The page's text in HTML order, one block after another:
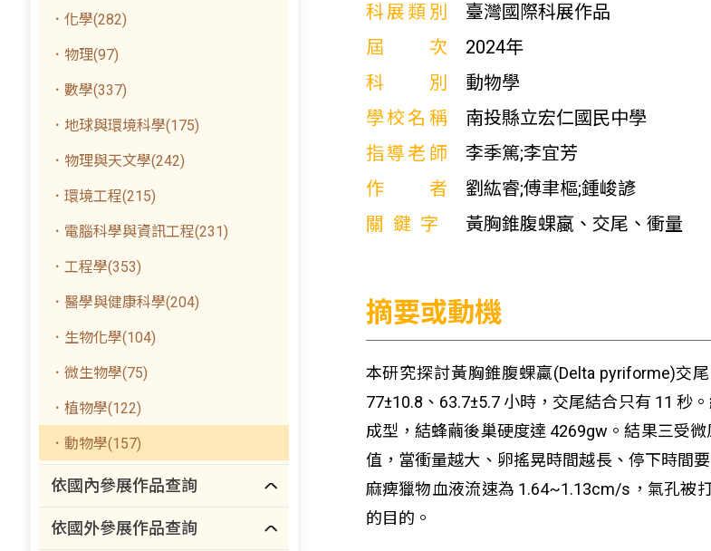
．化學(282)
．物理(97)
．數學(337)
．地球與環境科學(175)
．物理與天文學(242)
．環境工程(215)
．電腦科學與資訊工程(231)
．工程學(353)
．醫學與健康科學(204)
．生物化學(104)
．微生物學(75)
．植物學(122)
．動物學(157)
依國內參展作品查詢
依國外參展作品查詢
科展類別
臺灣國際科展作品
屆次
2024年
科別
動物學
學校名稱
南投縣立宏仁國民中學
指導老師
李季篤;李宜芳
作者
劉紘睿;傅聿樞;鍾峻諺
關鍵字
黃胸錐腹蜾蠃、交尾、衝量
摘要或動機
本研究探討黃胸錐腹蜾蠃(Delta pyriforme)交
77±10.8、63.7±5.7 小時，交尾結合只有 11 秒
成型，結蜂繭後巢硬度達 4269gw。結果三受
值，當衝量越大、卵搖晃時間越長、停下時間
麻痺獵物血液流速為 1.64~1.13cm/s，氣孔被
的目的。